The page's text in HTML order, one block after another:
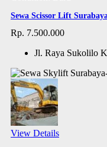
Sewa Scissor Lift
Rp. 7.500.000
Jl. Raya Sukolilo
View Details